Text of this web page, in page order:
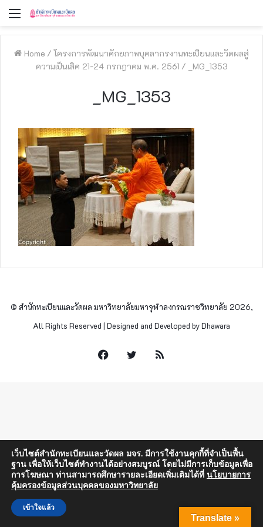
Menu
Home / โครงการพัฒนาศักยภาพบุคลากรงานทะเบียนและวัดผลสู่
ความเป็นเลิศ 21-24 กรกฎาคม พ.ศ. 2561 / _MG_1353
_MG_1353
© สำนักทะเบียนและวัดผล มหาวิทยาลัยมหาจุฬาลงกรณราชวิทยาลัย 2026,
All Rights Reserved | Designed and Developed by Dhawara
FacebookTwitter
Translate »
เว็บไซต์สำนักทะเบียนและวัดผล มจร. มีการใช้งานคุกกี้ที่จำเป็นพื้น
ฐาน เพื่อให้เว็บไซต์ทำงานได้อย่างสมบูรณ์ โดยไม่มีการเก็บข้อมูลเพื่อ
การโฆษณา ท่านสามารถศึกษารายละเอียดเพิ่มเติมได้ที่ นโยบายการ
คุ้มครองข้อมูลส่วนบุคคลของมหาวิทยาลัย
เข้าใจแล้ว